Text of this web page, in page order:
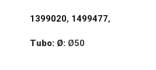
1399020, 1499477,
Tubo: Ø: Ø50